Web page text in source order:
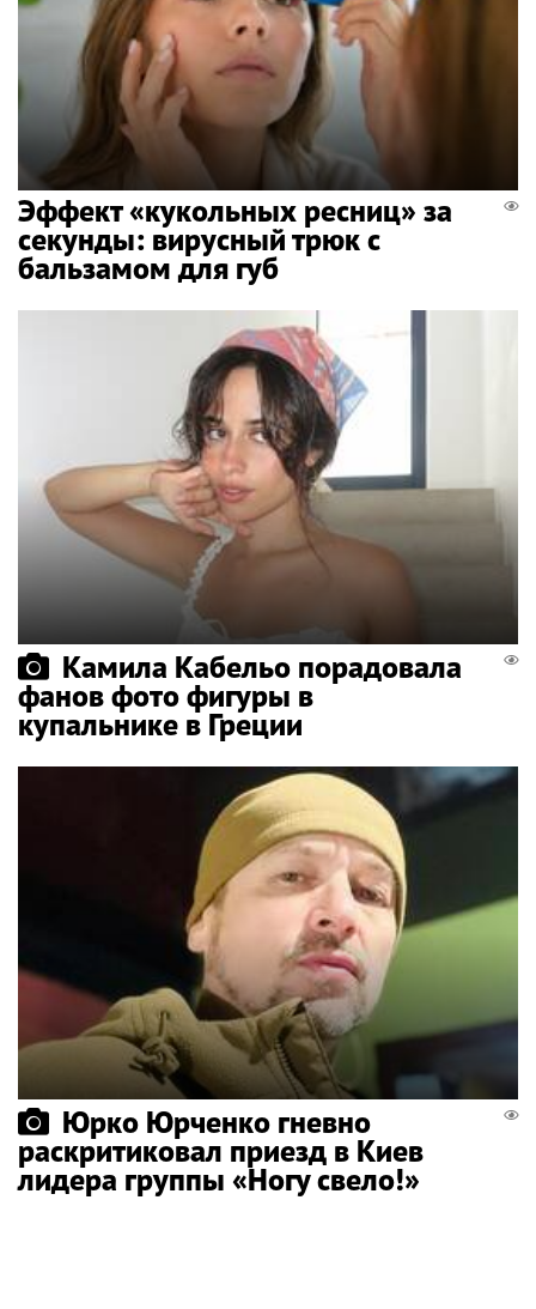
Эффект «кукольных ресниц» за
секунды: вирусный трюк с
бальзамом для губ
Камила Кабельо порадовала
фанов фото фигуры в
купальнике в Греции
Юрко Юрченко гневно
раскритиковал приезд в Киев
лидера группы «Ногу свело!»